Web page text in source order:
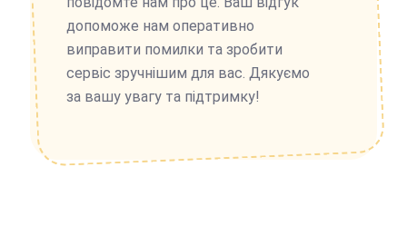
допоможе нам оперативно
виправити помилки та зробити
сервіс зручнішим для вас. Дякуємо
за вашу увагу та підтримку!